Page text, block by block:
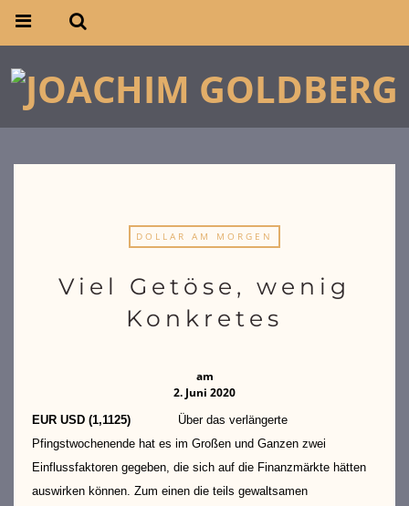
DOLLAR AM MORGEN
Viel Getöse, wenig
Konkretes
am
2. Juni 2020
EUR USD (1,1125) Über das verlängerte
Pfingstwochenende hat es im Großen und Ganzen zwei
Einflussfaktoren gegeben, die sich auf die Finanzmärkte hätten
auswirken können. Zum einen die teils gewaltsamen